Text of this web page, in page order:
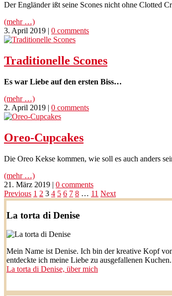
Der Engländer ißt seine Scones nicht ohne Clotted
(mehr …)
3. April 2019 | 0 comments
Traditionelle Scones
Es war Liebe auf den ersten Biss…
(mehr …)
2. April 2019 | 0 comments
Oreo-Cupcakes
Die Oreo Kekse kommen, wie soll es auch anders
(mehr …)
21. März 2019 | 0 comments
Seitennummerierung
Beiträge
Previous 1 2 3 4 5 6 7 8 … 11 Next
La torta di Denise
Mein Name ist Denise. Ich bin der kreative Kopf
entdeckte ich meine Liebe zu ausgefallenen
La torta di Denise, über mich